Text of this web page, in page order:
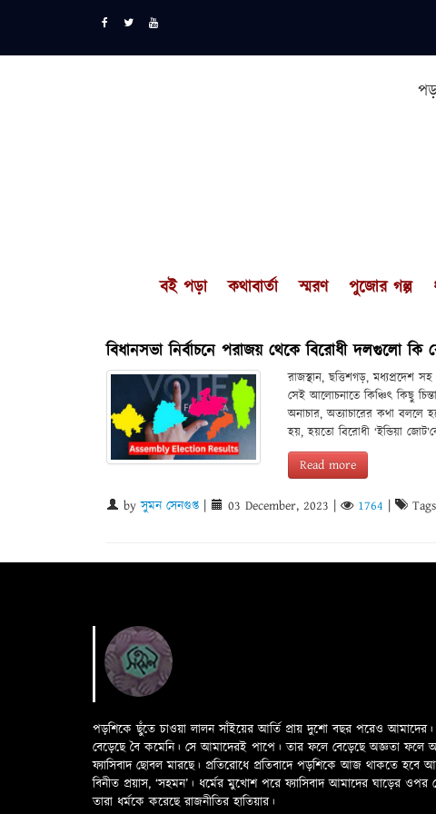
বই পড়া কথাবার্তা স্মরণ পুজোর গল্প
বিধানসভা নির্বাচনে পরাজয় থেকে বিরোধী দলগুলো কি
রাজস্থান, ছত্তিশগড়, মধ্যপ্রদেশ
সেই আলোচনাতে কিঞ্চিৎ কিছু
অনাচার, অত্যাচারের কথা বললে
হয়, হয়তো বিরোধী ‘ইন্ডিয়া
Read more
byসুমন সেনগুপ্ত 03 December, 2023 1764
পড়শিকে ছুঁতে চাওয়া লালন সাঁইয়ের আর্তি প্রায় দুশো বছর পরেও
বেড়েছে বৈ কমেনি। সে আমাদেরই পাপে। তার ফলে বেড়েছে অজ্ঞতা ফলে
ফ্যাসিবাদ ছোবল মারছে। প্রতিরোধে প্রতিবাদে পড়শিকে আজ থাকতে
বিনীত প্রয়াস, ‘সহমন’। ধর্মের মুখোশ পরে ফ্যাসিবাদ আমাদের ঘাড়ের
তারা ধর্মকে করেছে রাজনীতির হাতিয়ার।